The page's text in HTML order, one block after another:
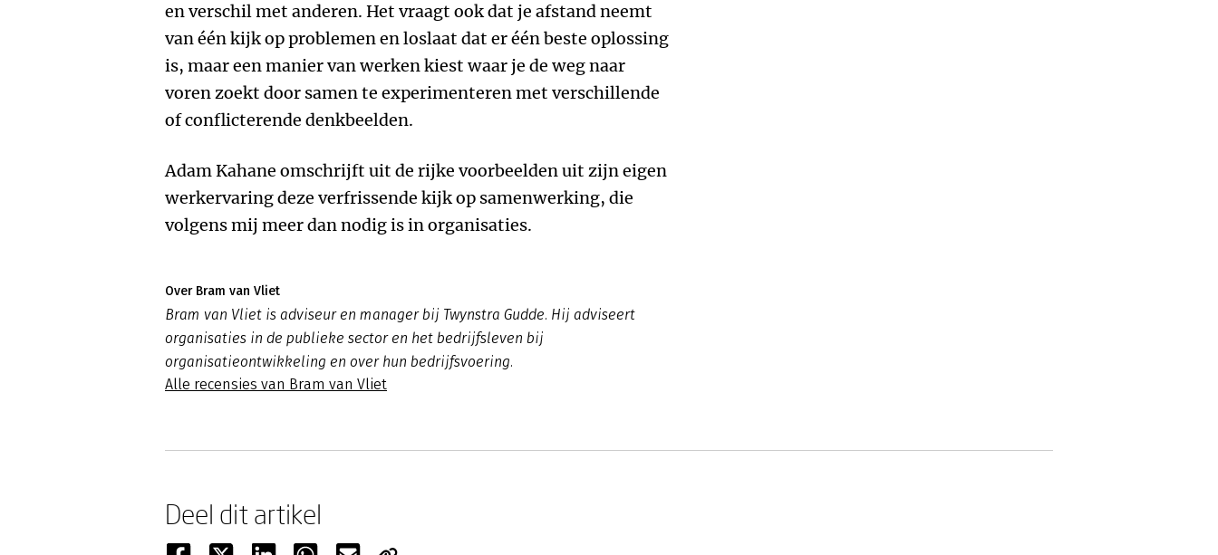
en verschil met anderen. Het vraagt ook dat je afstand neemt
van één kijk op problemen en loslaat dat er één beste oplossing
is, maar een manier van werken kiest waar je de weg naar
voren zoekt door samen te experimenteren met verschillende
of conflicterende denkbeelden.
Adam Kahane omschrijft uit de rijke voorbeelden uit zijn eigen
werkervaring deze verfrissende kijk op samenwerking, die
volgens mij meer dan nodig is in organisaties.
Over Bram van Vliet
Bram van Vliet is adviseur en manager bij Twynstra Gudde. Hij adviseert
organisaties in de publieke sector en het bedrijfsleven bij
organisatieontwikkeling en over hun bedrijfsvoering.
Alle recensies van Bram van Vliet
Deel dit artikel